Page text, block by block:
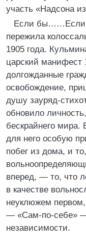
участь «Надсона
Если бы……Если
пережила
1905 года.
царский манифест
долгожданные
освобождение,
душу зауряд-
обновило
бескрайнего
для него особую
побег из дома, и
вперед, — то, что
в качестве
неуклюжем
— «Сам-по-себе»
независимости.